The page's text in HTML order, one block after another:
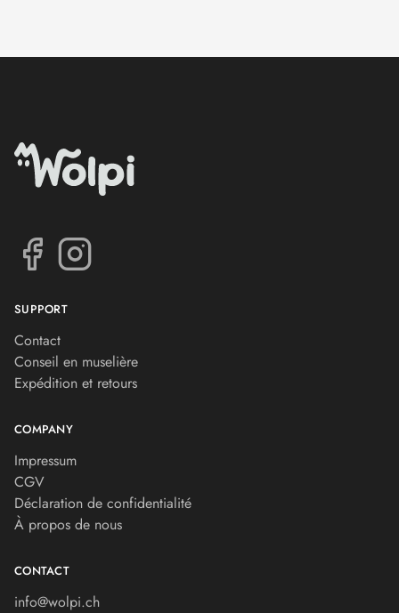
SUPPORT
Contact
Conseil en muselière
Expédition et retours
COMPANY
Impressum
CGV
Déclaration de confidentialité
À propos de nous
CONTACT
info@wolpi.ch